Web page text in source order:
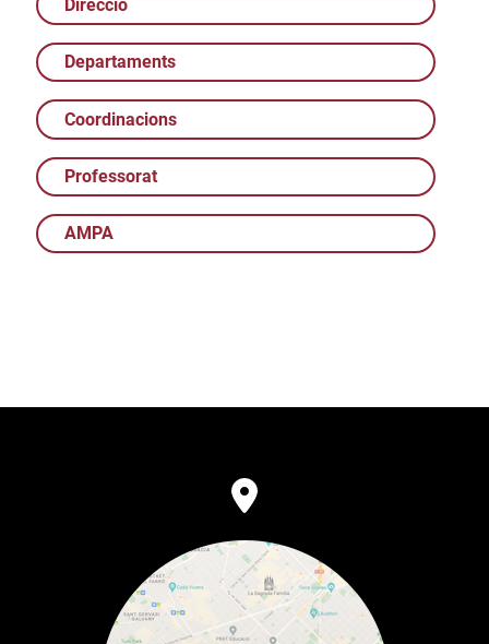
Direcció
Departaments
Coordinacions
Professorat
AMPA